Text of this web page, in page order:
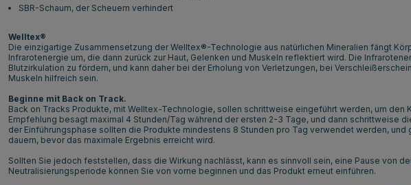
SBR-Schaum, der Scheuern verhindert
Welltex®
Die einzigartige Zusammensetzung der Welltex®-Technologie aus natürlichen Mineralien fängt
Infrarotenergie um, die dann zurück zur Haut, Gelenken und Muskeln reflektiert wird. Die
Blutzirkulation zu fördern, und kann daher bei der Erholung von Verletzungen, bei
Muskeln hilfreich sein.
Beginne mit Back on Track.
Back on Tracks Produkte, mit Welltex-Technologie, sollen schrittweise eingeführt werden, um den
Empfehlung besagt maximal 4 Stunden/Tag während der ersten 2-3 Tage, und dann schrittweise
der Einführungsphase sollten die Produkte mindestens 8 Stunden pro Tag verwendet werden, und
dauern, bevor das maximale Ergebnis erreicht wird.
Sollten Sie jedoch feststellen, dass die Wirkung nachlässt, kann es sinnvoll sein, eine Pause von
Neutralisierungsperiode können Sie von vorne beginnen und das Produkt erneut einführen.